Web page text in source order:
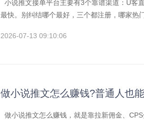
小说推文接单平台主要有3个靠谱渠道：U客
最快。别纠结哪个最好，三个都注册，哪家热
2026-07-13 09:10:06
做小说推文怎么赚钱?普通人也
做小说推文怎么赚钱，就是靠拉新佣金、